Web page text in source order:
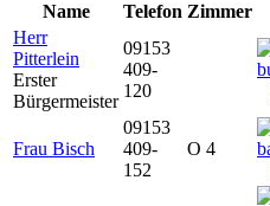
Name
Telefon Zimmer
Herr
Pitterlein
Erster
Bürgermeister
09153
409-
120
Frau Bisch
09153
409-
152
O 4